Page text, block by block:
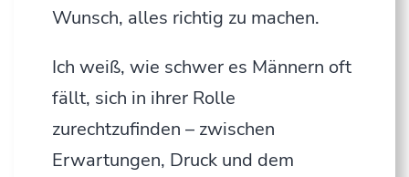
Wunsch, alles richtig zu machen.
Ich weiß, wie schwer es Männern oft
fällt, sich in ihrer Rolle
zurechtzufinden – zwischen
Erwartungen, Druck und dem